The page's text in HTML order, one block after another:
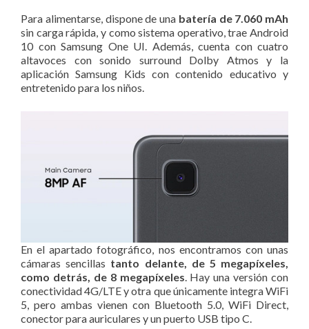
Para alimentarse, dispone de una batería de 7.060 mAh
sin carga rápida, y como sistema operativo, trae Android
10 con Samsung One UI. Además, cuenta con cuatro
altavoces con sonido surround Dolby Atmos y la
aplicación Samsung Kids con contenido educativo y
entretenido para los niños.
En el apartado fotográfico, nos encontramos con unas
cámaras sencillas tanto delante, de 5 megapíxeles,
como detrás, de 8 megapíxeles. Hay una versión con
conectividad 4G/LTE y otra que únicamente integra WiFi
5, pero ambas vienen con Bluetooth 5.0, WiFi Direct,
conector para auriculares y un puerto USB tipo C.